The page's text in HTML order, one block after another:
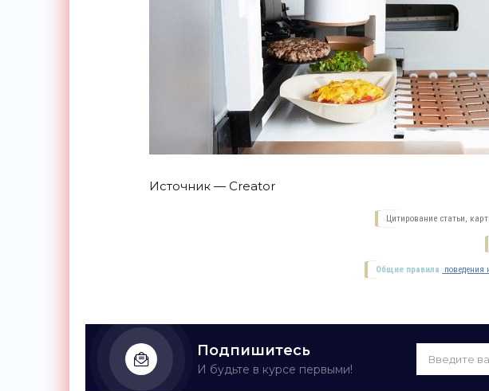
Источник — Creator
Цитирование статьи,
Общие правила поведения
Подпишитесь
И будьте в курсе первыми!